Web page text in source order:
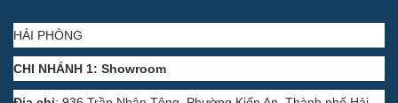
HẢI PHÒNG
CHI NHÁNH 1: Showroom